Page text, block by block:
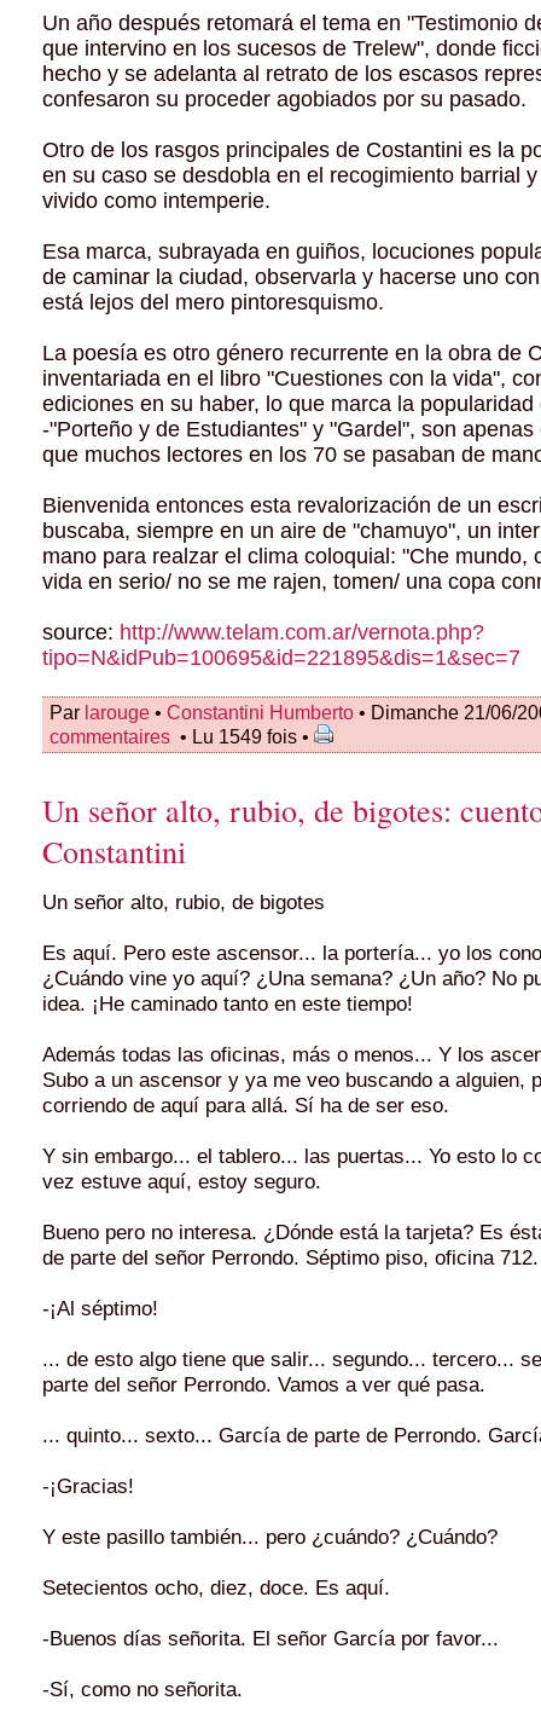
Un año después retomará el tema en "Testimonio
que intervino en los sucesos de Trelew", donde
hecho y se adelanta al retrato de los escasos
confesaron su proceder agobiados por su pasado.
Otro de los rasgos principales de Costantini es la
en su caso se desdobla en el recogimiento barrial
vivido como intemperie.
Esa marca, subrayada en guiños, locuciones
de caminar la ciudad, observarla y hacerse uno
está lejos del mero pintoresquismo.
La poesía es otro género recurrente en la obra de
inventariada en el libro "Cuestiones con la vida",
ediciones en su haber, lo que marca la
-"Porteño y de Estudiantes" y "Gardel", son
que muchos lectores en los 70 se pasaban de
Bienvenida entonces esta revalorización de un
buscaba, siempre en un aire de "chamuyo", un
mano para realzar el clima coloquial: "Che mundo,
vida en serio/ no se me rajen, tomen/ una copa
source: http://www.telam.com.ar/vernota.php?
tipo=N&idPub=100695&id=221895&dis=1&sec=7
Par larouge • Constantini Humberto • Dimanche 21/06/
commentaires • Lu 1549 fois •
Un señor alto, rubio, de bigotes:
Constantini
Un señor alto, rubio, de bigotes
Es aquí. Pero este ascensor... la portería... yo los
¿Cuándo vine yo aquí? ¿Una semana? ¿Un año? No
idea. ¡He caminado tanto en este tiempo!
Además todas las oficinas, más o menos... Y los
Subo a un ascensor y ya me veo buscando a alguien,
corriendo de aquí para allá. Sí ha de ser eso.
Y sin embargo... el tablero... las puertas... Yo esto lo
vez estuve aquí, estoy seguro.
Bueno pero no interesa. ¿Dónde está la tarjeta? Es
de parte del señor Perrondo. Séptimo piso, oficina 712.
-¡Al séptimo!
... de esto algo tiene que salir... segundo... tercero...
parte del señor Perrondo. Vamos a ver qué pasa.
... quinto... sexto... García de parte de Perrondo.
-¡Gracias!
Y este pasillo también... pero ¿cuándo? ¿Cuándo?
Setecientos ocho, diez, doce. Es aquí.
-Buenos días señorita. El señor García por favor...
-Sí, como no señorita.